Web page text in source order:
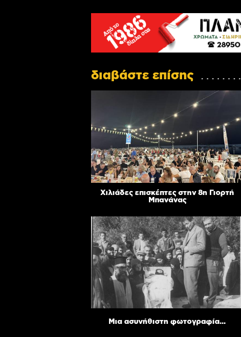
διαβάστε επίσης
Χιλιάδες επισκέπτες στην 8η Γιορτή
Μπανάνας
Μια ασυνήθιστη φωτογραφία…